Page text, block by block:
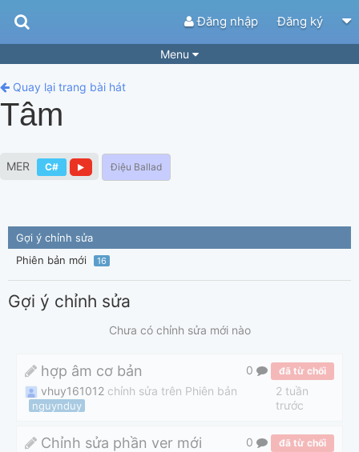
Đăng nhập Đăng ký
Menu
Bài hát
Tìm theo hợp âm
Khóa học
Quay lại trang bài hát
Tâm
MER C# Điệu Ballad
Gợi ý chỉnh sửa
Phiên bản mới
16
Gợi ý chỉnh sửa
Chưa có chỉnh sửa mới nào
hợp âm cơ bản 0 đã từ chối
vhuy161012 chỉnh sửa trên Phiên bản
nguynduy
2 tuần
trước
Chỉnh sửa phần ver mới 0 đã từ chối